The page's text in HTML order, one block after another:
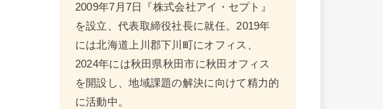
2009年7月7日『株式会社アイ・セプト』
を設立、代表取締役社長に就任。2019年
には北海道上川郡下川町にオフィス、
2024年には秋田県秋田市に秋田オフィス
を開設し、地域課題の解決に向けて精力的
に活動中。